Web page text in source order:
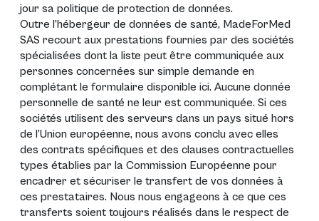
jour sa politique de protection de données.
Outre l’hébergeur de données de santé, MadeForMed
SAS recourt aux prestations fournies par des sociétés
spécialisées dont la liste peut être communiquée aux
personnes concernées sur simple demande en
complétant le formulaire disponible ici. Aucune donnée
personnelle de santé ne leur est communiquée. Si ces
sociétés utilisent des serveurs dans un pays situé hors
de l’Union européenne, nous avons conclu avec elles
des contrats spécifiques et des clauses contractuelles
types établies par la Commission Européenne pour
encadrer et sécuriser le transfert de vos données à
ces prestataires. Nous nous engageons à ce que ces
transferts soient toujours réalisés dans le respect de